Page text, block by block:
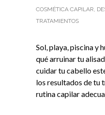
COSMÉTICA CAPILAR,
TRATAMIENTOS
Sol, playa, piscina y
qué arruinar tu
cuidar tu cabello
los resultados de tu
rutina capilar